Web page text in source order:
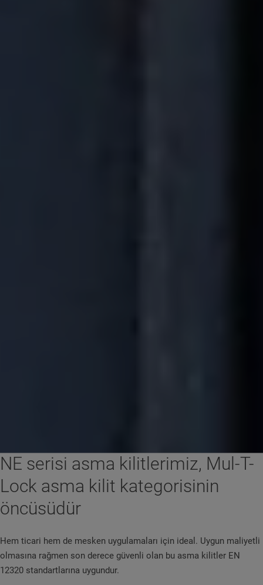
NE serisi asma kilitlerimiz, Mul-T-
Lock asma kilit kategorisinin
öncüsüdür
Hem ticari hem de mesken uygulamaları için ideal. Uygun maliyetli
olmasına rağmen son derece güvenli olan bu asma kilitler EN
12320 standartlarına uygundur.